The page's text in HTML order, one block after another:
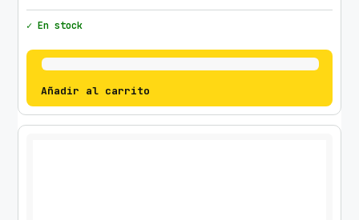
✓ En stock
Añadir al carrito